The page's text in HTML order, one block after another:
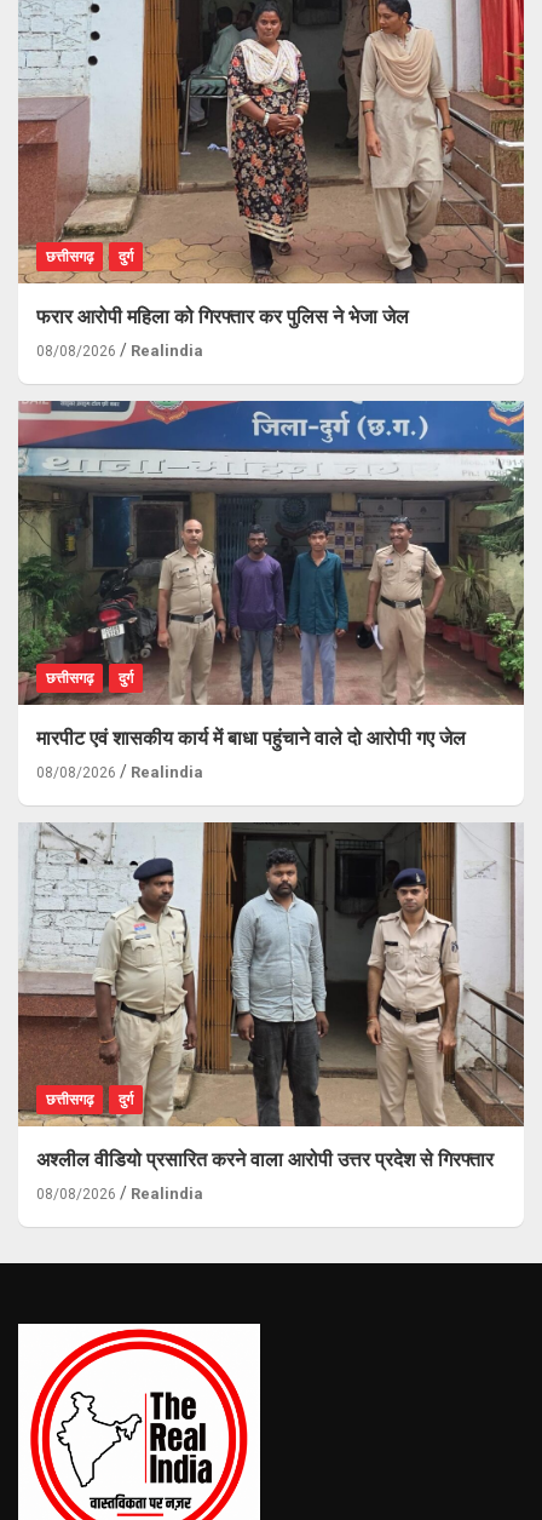
छत्तीसगढ़ दुर्ग
फरार आरोपी महिला को गिरफ्तार कर पुलिस ने भेजा जेल
08/08/2026 Realindia
छत्तीसगढ़ दुर्ग
मारपीट एवं शासकीय कार्य में बाधा पहुंचाने वाले दो आरोपी गए जेल
08/08/2026 Realindia
छत्तीसगढ़ दुर्ग
अश्लील वीडियो प्रसारित करने वाला आरोपी उत्तर प्रदेश से गिरफ्तार
08/08/2026 Realindia